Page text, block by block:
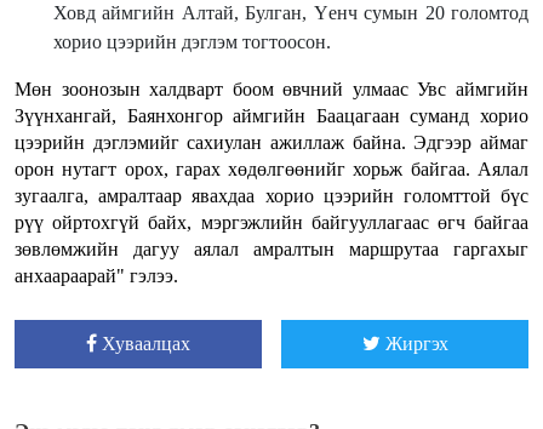
Ховд аймгийн Алтай, Булган, Үенч сумын 20 голомтод
хорио цээрийн дэглэм тогтоосон.
Мөн зоонозын халдварт боом өвчний улмаас Увс аймгийн
Зүүнхангай, Баянхонгор аймгийн Баацагаан суманд хорио
цээрийн дэглэмийг сахиулан ажиллаж байна. Эдгээр аймаг
орон нутагт орох, гарах хөдөлгөөнийг хорьж байгаа. Аялал
зугаалга, амралтаар явахдаа хорио цээрийн голомттой бүс
рүү ойртохгүй байх, мэргэжлийн байгууллагаас өгч байгаа
зөвлөмжийн дагуу аялал амралтын маршрутаа гаргахыг
анхаараарай" гэлээ.
Хуваалцах Жиргэх